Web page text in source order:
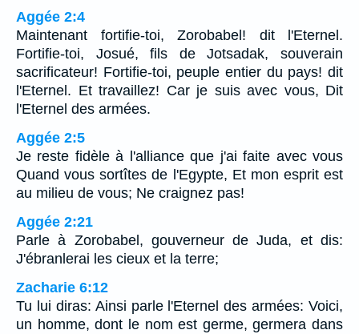
Aggée 2:4
Maintenant fortifie-toi, Zorobabel! dit l'Eternel.
Fortifie-toi, Josué, fils de Jotsadak, souverain
sacrificateur! Fortifie-toi, peuple entier du pays! dit
l'Eternel. Et travaillez! Car je suis avec vous, Dit
l'Eternel des armées.
Aggée 2:5
Je reste fidèle à l'alliance que j'ai faite avec vous
Quand vous sortîtes de l'Egypte, Et mon esprit est
au milieu de vous; Ne craignez pas!
Aggée 2:21
Parle à Zorobabel, gouverneur de Juda, et dis:
J'ébranlerai les cieux et la terre;
Zacharie 6:12
Tu lui diras: Ainsi parle l'Eternel des armées: Voici,
un homme, dont le nom est germe, germera dans